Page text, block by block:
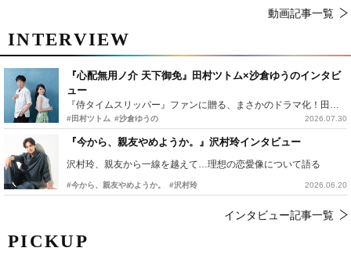
PICKUP
動画記事一覧
INTERVIEW
『心配無用ノ介 天下御免』田村ツトム×沙倉ゆうのインタビ
ュー
『侍タイムスリッパー』ファンに贈る、まさかのドラマ化！田村ツトム×沙倉ゆうのが語る『心配無用ノ介』撮影秘話
#田村ツトム #沙倉ゆうの 2026.07.30
『今から、親友やめようか。』沢村玲インタビュー
沢村玲、親友から一線を越えて…理想の恋愛像について語る
#今から、親友やめようか。 #沢村玲 2026.06.20
インタビュー記事一覧